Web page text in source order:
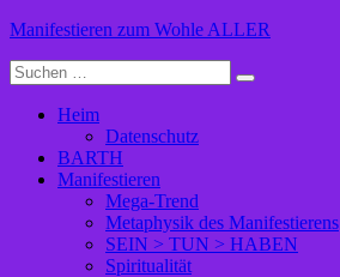
Zum
springen
Manifestieren zum Wohle ALLER
Suche
nach:
Heim
Datenschutz
BARTH
Manifestieren
Mega-Trend
Metaphysik des Manifestierens
SEIN > TUN > HABEN
Spiritualität